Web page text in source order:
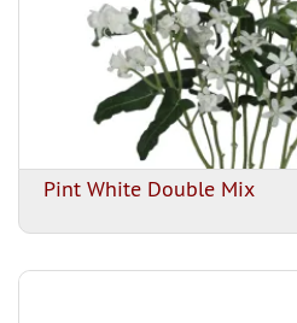
Pint White Double Mix